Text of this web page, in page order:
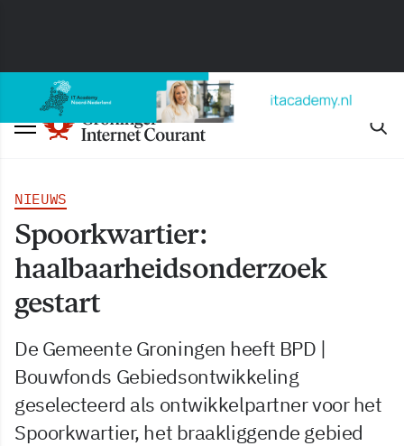
NIEUWS
Spoorkwartier:
haalbaarheidsonderzoek
gestart
De Gemeente Groningen heeft BPD |
Bouwfonds Gebiedsontwikkeling
geselecteerd als ontwikkelpartner voor het
Spoorkwartier, het braakliggende gebied